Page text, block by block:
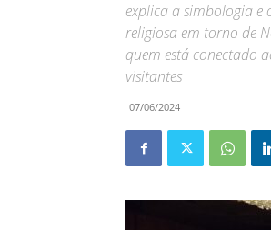
explica a simbologia e
religiosa em torno de
quem está conectado
visitantes
07/06/2024